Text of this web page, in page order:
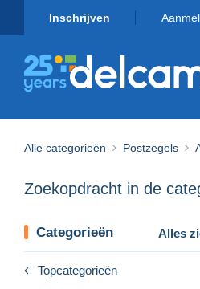
Inschrijven
Alle categorieën Postzegels
Zoekopdracht in de
Categorieën Alles
Topcategorieën